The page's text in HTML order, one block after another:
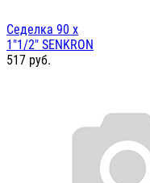
Седелка 90 х
1"1/2" SENKRON
517 руб.